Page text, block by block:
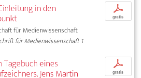
in den
für Medienwissenschaft
für Medienwissenschaft 1
p
gratis
Tagebuch eines
Jens Martin
p
gratis